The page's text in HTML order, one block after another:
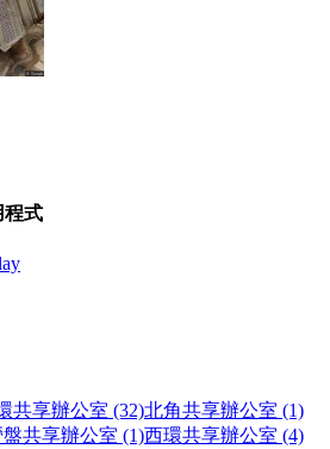
程式
共享辦公室 (32)北角共享辦公室 (1)
共享辦公室 (1)西環共享辦公室 (4)